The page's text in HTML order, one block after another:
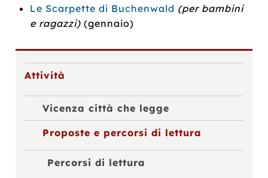
Le Scarpette di Buchenwald (per bambini
e ragazzi)(gennaio)
Attività
Vicenza città che legge
Proposte e percorsi di lettura
Percorsi di lettura